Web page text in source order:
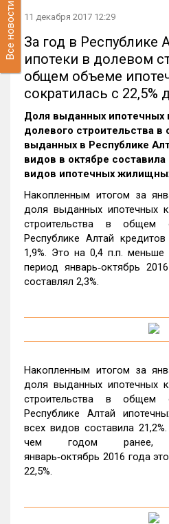
Все новости 11 декабря 2017 12:29
За год в Республике
ипотеки в долевом
общем объеме
сократилась с 22,5%
Доля выданных ипотечных
долевого строительства
выданных в Республике
видов в октябре
видов ипотечных
Накопленным итогом за
доля выданных ипотечных
строительства в
Республике Алтай
1,9%. Это на 0,4 п.п.
период январь‑октябрь
составлял 2,3%.
Накопленным итогом за
доля выданных ипотечных
строительства в
Республике Алтай
всех видов составила
чем годом
январь‑октябрь 2016 года
22,5%.